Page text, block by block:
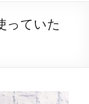
っていた